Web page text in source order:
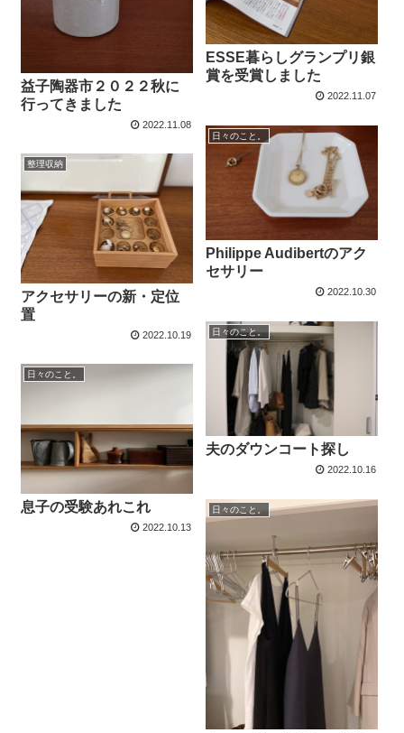
益子陶器市２０２２秋に
行ってきました
2022.11.08
ESSE暮らしグランプリ銀
賞を受賞しました
2022.11.07
日々のこと。
Philippe Audibertのアク
セサリー
2022.10.30
整理収納
アクセサリーの新・定位
置
2022.10.19 日々のこと。
夫のダウンコート探し
2022.10.16
日々のこと。
息子の受験あれこれ
2022.10.13
日々のこと。